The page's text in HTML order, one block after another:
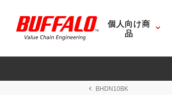
個人向け商
品
BHDN10BK